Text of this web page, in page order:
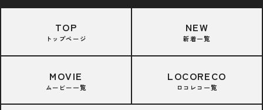
TOP
トップページ
NEW
新着一覧
MOVIE
ムービー一覧
LOCORECO
ロコレコ一覧